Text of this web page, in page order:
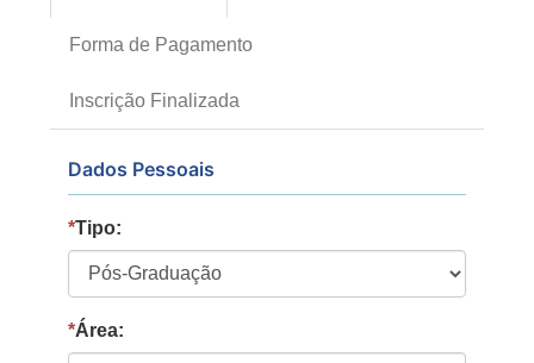
Forma de Pagamento
Inscrição Finalizada
Dados Pessoais
*Tipo:
*Área: